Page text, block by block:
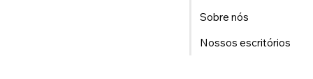
Sobre nós
Nossos escritórios